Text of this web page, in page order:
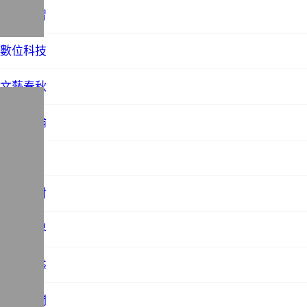
教育學習
數位科技
文藝春秋
時事評論
歷史探討
法務世界
社會百態
站務相關